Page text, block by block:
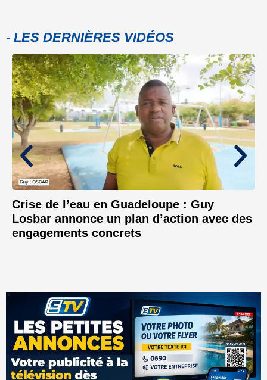
- LES DERNIÈRES VIDÉOS
Crise de l’eau en Guadeloupe : Guy
Losbar annonce un plan d’action avec des
engagements concrets